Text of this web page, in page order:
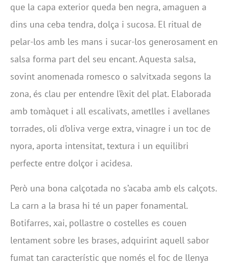
que la capa exterior queda ben negra, amaguen a
dins una ceba tendra, dolça i sucosa. El ritual de
pelar-los amb les mans i sucar-los generosament en
salsa forma part del seu encant. Aquesta salsa,
sovint anomenada romesco o salvitxada segons la
zona, és clau per entendre l’èxit del plat. Elaborada
amb tomàquet i all escalivats, ametlles i avellanes
torrades, oli d’oliva verge extra, vinagre i un toc de
nyora, aporta intensitat, textura i un equilibri
perfecte entre dolçor i acidesa.
Però una bona calçotada no s’acaba amb els calçots.
La carn a la brasa hi té un paper fonamental.
Botifarres, xai, pollastre o costelles es couen
lentament sobre les brases, adquirint aquell sabor
fumat tan característic que només el foc de llenya